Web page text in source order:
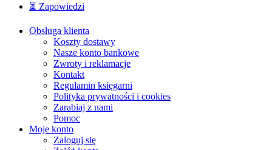
⏳ Zapowiedzi
Obsługa klienta
Koszty dostawy
Nasze konto bankowe
Zwroty i reklamacje
Kontakt
Regulamin księgarni
Polityka prywatności i cookies
Zarabiaj z nami
Pomoc
Moje konto
Zaloguj się